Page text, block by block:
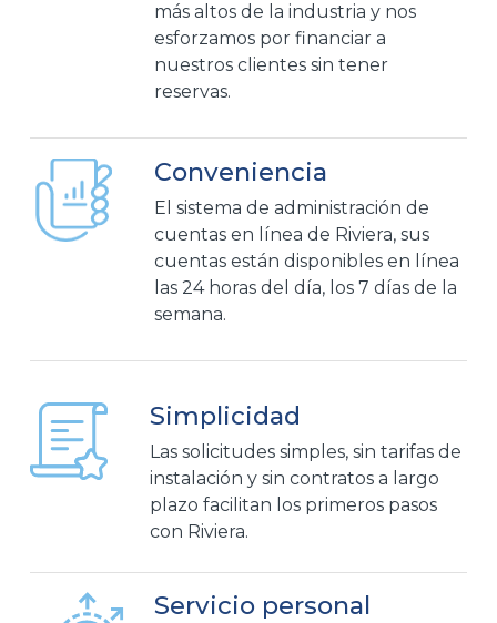
más altos de la industria y nos
esforzamos por financiar a
nuestros clientes sin tener
reservas.
Conveniencia
El sistema de administración de
cuentas en línea de Riviera, sus
cuentas están disponibles en línea
las 24 horas del día, los 7 días de la
semana.
Simplicidad
Las solicitudes simples, sin tarifas de
instalación y sin contratos a largo
plazo facilitan los primeros pasos
con Riviera.
Servicio personal